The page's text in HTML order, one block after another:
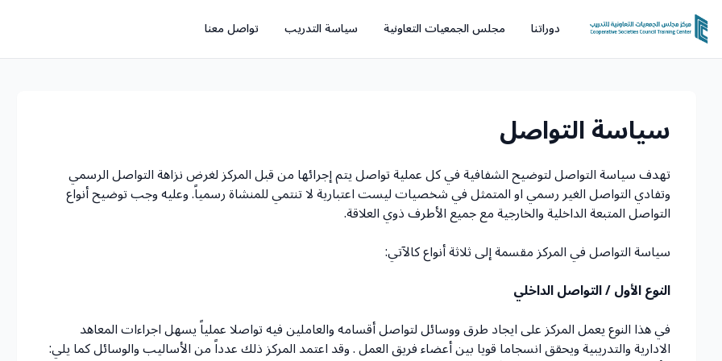
دوراتنا مجلس الجمعيات التعاونية سياسة التدريب تواصل معنا
سياسة التواصل
تهدف سياسة التواصل لتوضيح الشفافية في كل عملية تواصل يتم إجرائها من قبل المركز لغرض نزاهة التواصل الرسمي
وتفادي التواصل الغير رسمي او المتمثل في شخصيات ليست اعتبارية لا تنتمي للمنشاة رسمياً. وعليه وجب توضيح أنواع
التواصل المتبعة الداخلية والخارجية مع جميع الأطرف ذوي العلاقة.
سياسة التواصل في المركز مقسمة إلى ثلاثة أنواع كالآتي:
النوع الأول / التواصل الداخلي
في هذا النوع يعمل المركز على ايجاد طرق ووسائل لتواصل أقسامه والعاملين فيه تواصلا عملياً يسهل اجراءات المعاهد
الادارية والتدريبية ويحقق انسجاما قويا بين أعضاء فريق العمل . وقد اعتمد المركز ذلك عدداً من الأساليب والوسائل كما يلي: